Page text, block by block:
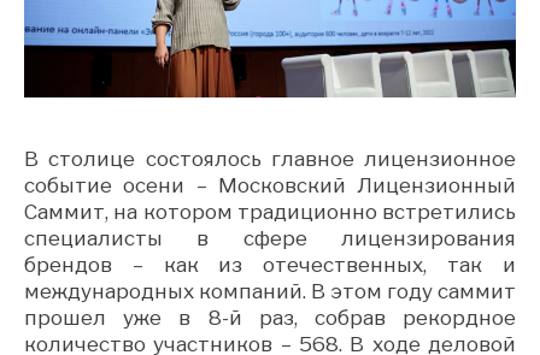
В столице состоялось главное лицензионное
событие осени – Московский Лицензионный
Саммит, на котором традиционно встретились
специалисты в сфере лицензирования
брендов – как из отечественных, так и
международных компаний. В этом году саммит
прошел уже в 8-й раз, собрав рекордное
количество участников – 568. В ходе деловой